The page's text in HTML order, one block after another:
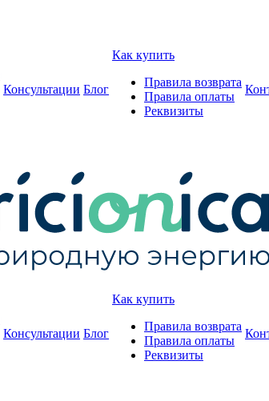
Консультации Блог
Как купить
Правила возврата
Правила оплаты
Реквизиты
Консультации Блог
Как купить
Правила возврата
Правила оплаты
Реквизиты